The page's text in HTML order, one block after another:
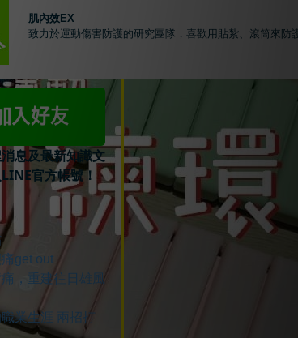
肌內效EX
致力於運動傷害防護的研究團隊，喜歡用貼紮、滾筒來
息及最新知識文
官方帳號！
get out
，重建往日雄風
業生涯 兩招打